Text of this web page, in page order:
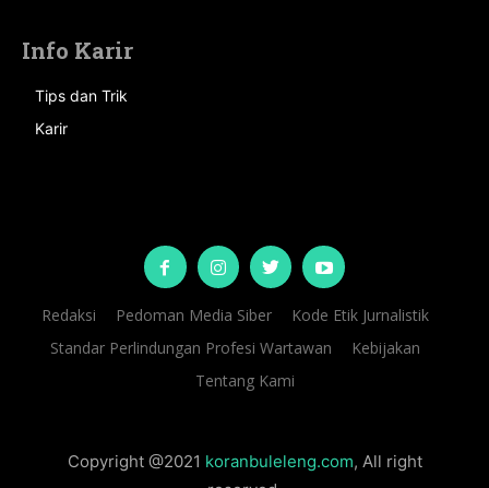
Info Karir
Tips dan Trik
Karir
Redaksi Pedoman Media Siber
Kode Etik Jurnalistik
Standar Perlindungan Profesi Wartawan
Kebijakan
Tentang Kami
Copyright @2021 koranbuleleng.com, All right